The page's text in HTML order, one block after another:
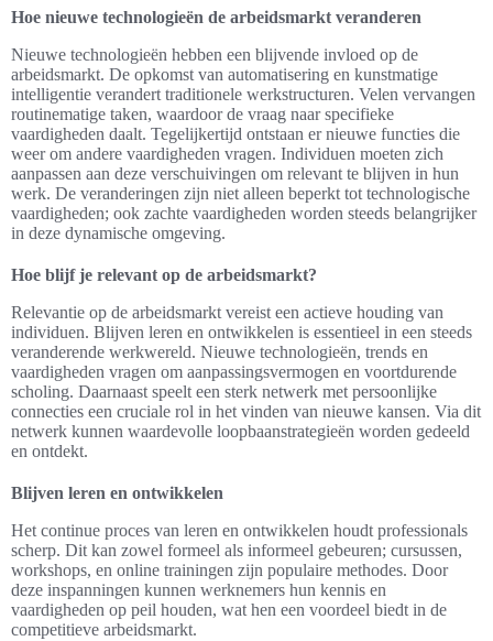
Hoe nieuwe technologieën de arbeidsmarkt veranderen
Nieuwe technologieën hebben een blijvende invloed op de
arbeidsmarkt. De opkomst van automatisering en kunstmatige
intelligentie verandert traditionele werkstructuren. Velen vervangen
routinematige taken, waardoor de vraag naar specifieke
vaardigheden daalt. Tegelijkertijd ontstaan er nieuwe functies die
weer om andere vaardigheden vragen. Individuen moeten zich
aanpassen aan deze verschuivingen om relevant te blijven in hun
werk. De veranderingen zijn niet alleen beperkt tot technologische
vaardigheden; ook zachte vaardigheden worden steeds belangrijker
in deze dynamische omgeving.
Hoe blijf je relevant op de arbeidsmarkt?
Relevantie op de arbeidsmarkt vereist een actieve houding van
individuen. Blijven leren en ontwikkelen is essentieel in een steeds
veranderende werkwereld. Nieuwe technologieën, trends en
vaardigheden vragen om aanpassingsvermogen en voortdurende
scholing. Daarnaast speelt een sterk netwerk met persoonlijke
connecties een cruciale rol in het vinden van nieuwe kansen. Via dit
netwerk kunnen waardevolle loopbaanstrategieën worden gedeeld
en ontdekt.
Blijven leren en ontwikkelen
Het continue proces van leren en ontwikkelen houdt professionals
scherp. Dit kan zowel formeel als informeel gebeuren; cursussen,
workshops, en online trainingen zijn populaire methodes. Door
deze inspanningen kunnen werknemers hun kennis en
vaardigheden op peil houden, wat hen een voordeel biedt in de
competitieve arbeidsmarkt.